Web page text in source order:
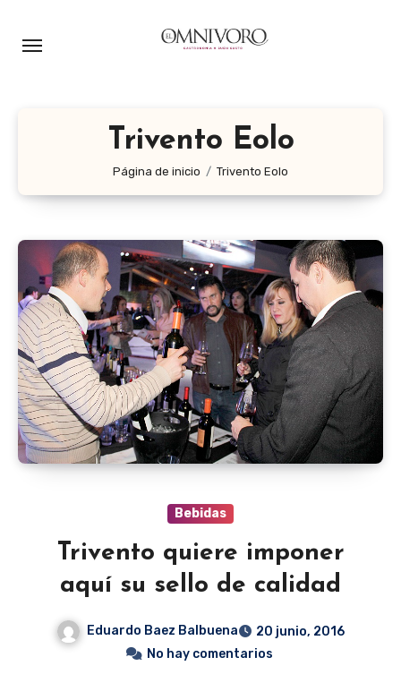
Trivento Eolo
Página de inicio Trivento Eolo
Bebidas
Trivento quiere imponer
aquí su sello de calidad
Eduardo Baez Balbuena
20 junio, 2016
No hay comentarios